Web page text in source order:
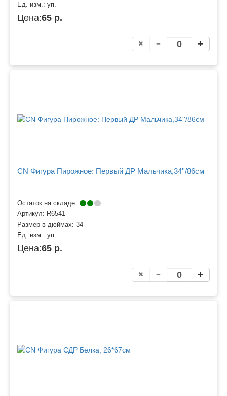
Ед. изм.: уп.
Цена:65 р.
CN Фигура Пирожное: Первый ДР Мальчика,34''/86см
Остаток на складе:
Артикул: R6541
Размер в дюймах: 34
Ед. изм.: уп.
Цена:65 р.